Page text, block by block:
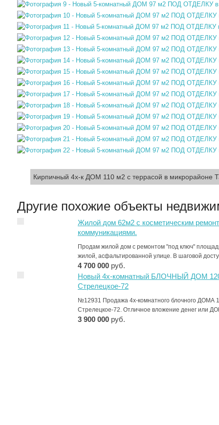
Кирпичный 4х-к ДОМ 110 м2 с террасой в микрорайоне
Другие похожие объекты
Жилой дом 62м2 с косметическим
коммуникациями.
Продам жилой дом с ремонтом "под ключ"
жилой, асфальтированной улице. В шаговой
4 700 000 руб.
Новый 4х-комнатный БЛОЧНЫЙ ДОМ
Стрелецкое-72
№12931 Продажа 4х-комнатного блочного ДОМА
Стрелецкое-72. Отличное вложение денег или
3 900 000 руб.